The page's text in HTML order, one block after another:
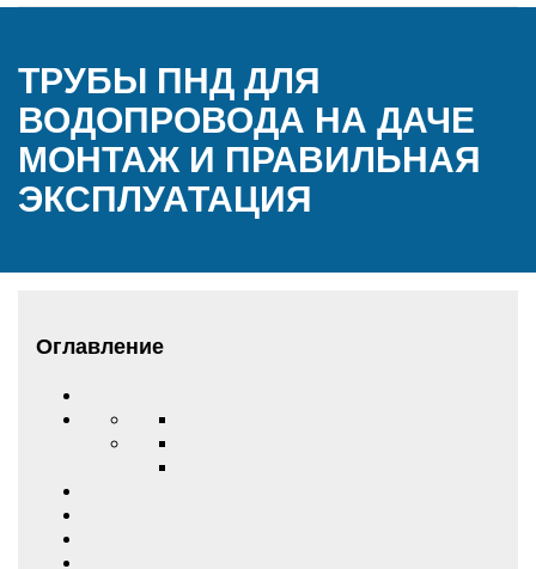
ТРУБЫ ПНД ДЛЯ
ВОДОПРОВОДА НА ДАЧЕ
МОНТАЖ И ПРАВИЛЬНАЯ
ЭКСПЛУАТАЦИЯ
Оглавление